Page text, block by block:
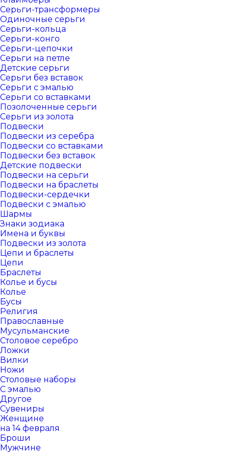
Серьги-трансформеры
Одиночные серьги
Серьги-кольца
Серьги-конго
Серьги-цепочки
Серьги на петле
Детские серьги
Серьги без вставок
Серьги с эмалью
Серьги со вставками
Позолоченные серьги
Серьги из золота
Подвески
Подвески из серебра
Подвески со вставками
Подвески без вставок
Детские подвески
Подвески на серьги
Подвески на браслеты
Подвески-сердечки
Подвески с эмалью
Шармы
Знаки зодиака
Имена и буквы
Подвески из золота
Цепи и браслеты
Цепи
Браслеты
Колье и бусы
Колье
Бусы
Религия
Православные
Мусульманские
Столовое серебро
Ложки
Вилки
Ножи
Столовые наборы
С эмалью
Другое
Сувениры
Женщине
на 14 февраля
Броши
Мужчине